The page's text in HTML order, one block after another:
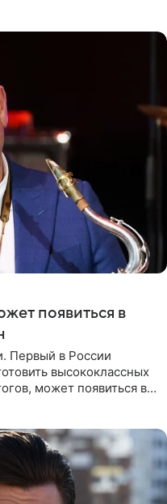
появиться в
Первый в России
высококлассных
может появиться в